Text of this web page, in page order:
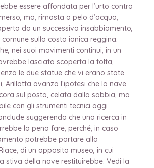
essere affondata per l’urto contro
ma, rimasta a pelo d’acqua,
da un successivo insabbiamento,
sulla costa ionica reggina.
nei suoi movimenti continui, in un
lasciata scoperta la tolta,
le due statue che vi erano state
Arillotta avanza l’ipotesi che la nave
sul posto, celata dalla sabbia, ma
con gli strumenti tecnici oggi
suggerendo che una ricerca in
la pena fare, perché, in caso
potrebbe portare alla
di un apposito museo, in cui
stiva della nave restituirebbe. Vedi la